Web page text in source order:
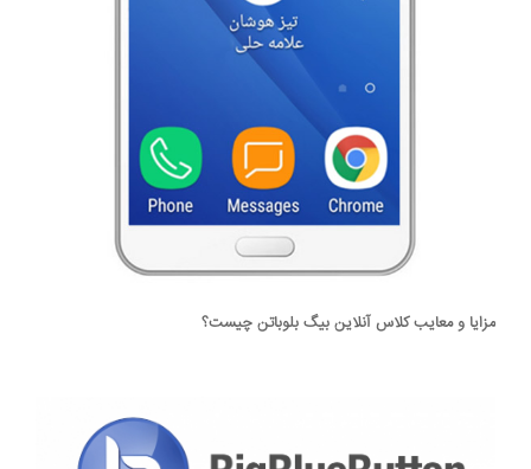
مزایا و معایب کلاس آنلاین بیگ بلوباتن چیست؟